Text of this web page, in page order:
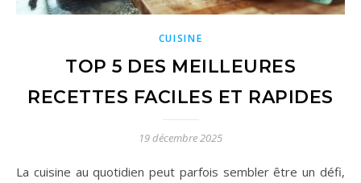
CUISINE
TOP 5 DES MEILLEURES
RECETTES FACILES ET RAPIDES
19 décembre 2025
La cuisine au quotidien peut parfois sembler être un défi,